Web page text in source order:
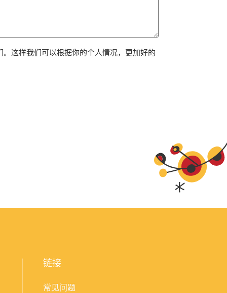
这样我们可以根据你的个人情况，更加好的
链接
常见问题